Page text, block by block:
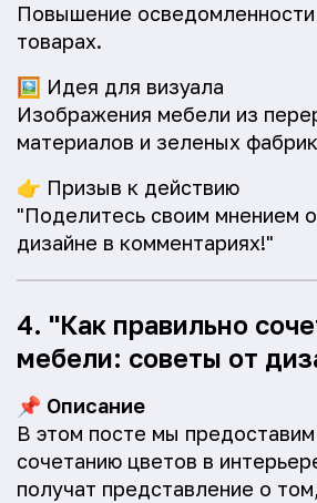
Повышение
товарах.
🖼️ Идея для визуала
Изображения мебели из
материалов и зеленых
👉 Призыв к действию
"Поделитесь своим мнением
дизайне в комментариях!"
4. "Как правильно
мебели: советы от
📌 Описание
В этом посте мы
сочетанию цветов в
получат представление о